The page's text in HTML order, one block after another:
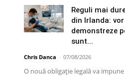
Reguli mai
din Irlanda:
demonstreze
sunt...
Chris Danca - 07/08/2026
O nouă obligație legală va